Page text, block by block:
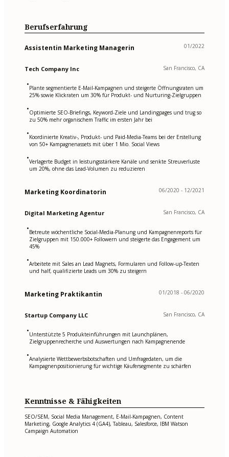
Berufserfahrung
Assistentin Marketing Managerin 01/2022
Tech Company Inc San Francisco, CA
•Plante segmentierte E-Mail-Kampagnen und steigerte Öffnungsraten um
25% sowie Klickraten um 30% für Produkt- und Nurturing-Zielgruppen
•Optimierte SEO-Briefings, Keyword-Ziele und Landingpages und trug so
zu 50% mehr organischem Traffic im ersten Jahr bei
•Koordinierte Kreativ-, Produkt- und Paid-Media-Teams bei der Erstellung
von 50+ Kampagnenassets mit über 1 Mio. Social Views
•Verlagerte Budget in leistungsstärkere Kanäle und senkte Streuverluste
um 20%, ohne das Lead-Volumen zu reduzieren
Marketing Koordinatorin 06/2020 - 12/2021
Digital Marketing Agentur San Francisco, CA
•Betreute wöchentliche Social-Media-Planung und Kampagnenreports für
Zielgruppen mit 150.000+ Followern und steigerte das Engagement um
45%
•Arbeitete mit Sales an Lead Magnets, Formularen und Follow-up-Texten
und half, qualifizierte Leads um 30% zu steigern
Marketing Praktikantin 01/2018 - 06/2020
Startup Company LLC San Francisco, CA
•Unterstützte 5 Produkteinführungen mit Launchplänen,
Zielgruppenrecherche und Auswertungen nach Kampagnenende
•Analysierte Wettbewerbsbotschaften und Umfragedaten, um die
Kampagnenpositionierung für wichtige Käufersegmente zu schärfen
Kenntnisse & Fähigkeiten
SEO/SEM, Social Media Management, E-Mail-Kampagnen, Content
Marketing, Google Analytics 4 (GA4), Tableau, Salesforce, IBM Watson
Campaign Automation